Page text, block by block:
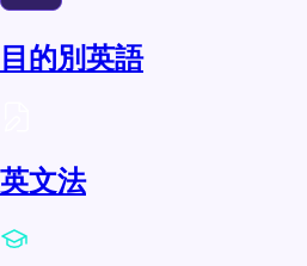
目的別英語
英文法